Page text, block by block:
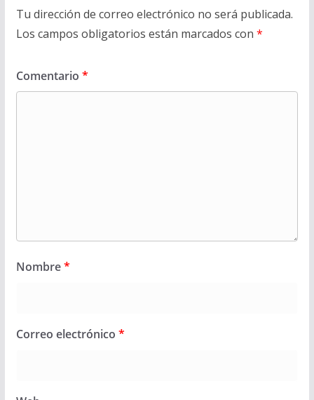
Tu dirección de correo electrónico no será publicada.
Los campos obligatorios están marcados con *
Comentario *
Nombre*
Correo electrónico *